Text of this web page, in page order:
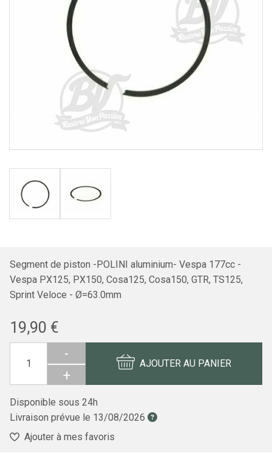
Segment de piston -POLINI aluminium- Vespa 177cc -
Vespa PX125, PX150, Cosa125, Cosa150, GTR, TS125,
Sprint Veloce - Ø=63.0mm
19,90 €
-
+
AJOUTER AU PANIER
Disponible sous 24h
Livraison prévue le 13/08/2026
Ajouter à mes favoris